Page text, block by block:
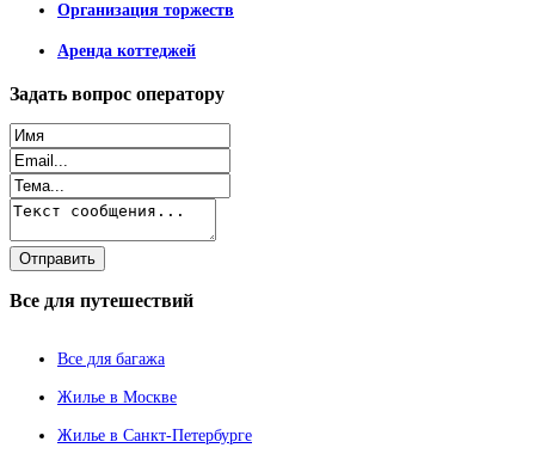
Организация торжеств
Аренда коттеджей
Задать вопрос оператору
Все для путешествий
Все для багажа
Жилье в Москве
Жилье в Санкт-Петербурге